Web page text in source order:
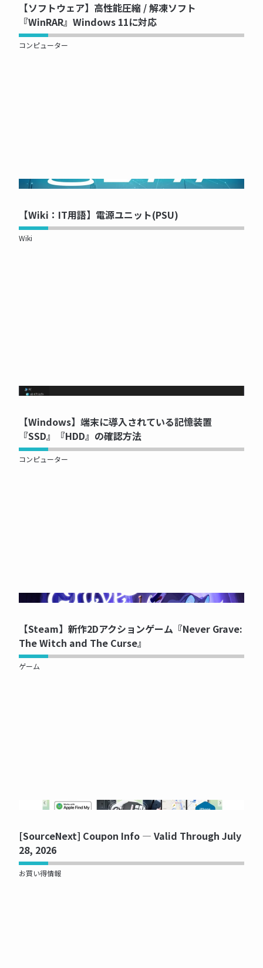
【ソフトウェア】高性能圧縮 / 解凍ソフト
『WinRAR』Windows 11に対応
コンピューター
NOW PRINTING...
【Wiki：IT用語】電源ユニット(PSU)
Wiki
【Windows】端末に導入されている記憶装置
『SSD』『HDD』の確認方法
コンピューター
NOW PRINTING...
【Steam】新作2Dアクションゲーム『Never Grave:
The Witch and The Curse』
ゲーム
NOW PRINTING...
[SourceNext] Coupon Info — Valid Through July
28, 2026
お買い得情報